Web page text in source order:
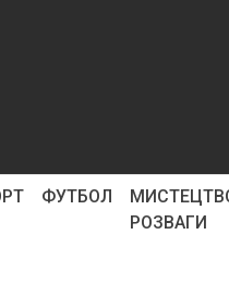
ФУТБОЛ
РОЗВАГИ